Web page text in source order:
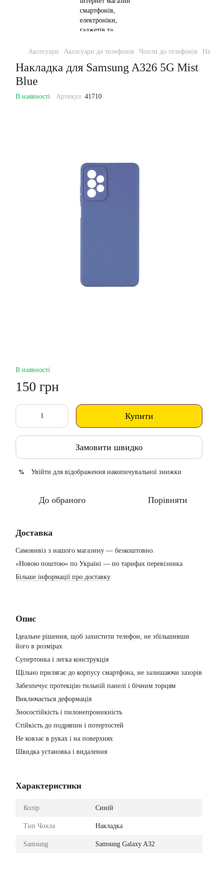
Аксесуари Аксесуари до телефонів Чохли до телефонів
Накладка для Samsung A326 5G Mist
Blue
В наявності Артикул: 41710
В наявності
150 грн
Купити
Замовити швидко
% Увійти для відображення накопичувальної знижки
До обраного Порівняти
Доставка
Самовивіз з нашого магазину — безкоштовно.
«Новою поштою» по Україні — по тарифах перевізника
Більше інформації про доставку
Опис
Ідеальне рішення, щоб захистити телефон, не збільшивши
його в розмірах
Супертонка і легка конструкція
Щільно прилягає до корпусу смартфона, не залишаючи зазорів
Забезпечує протекцію тильній панелі і бічним торцям
Виключається деформація
Зносостійкість і пилонепроникність
Стійкість до подряпин і потертостей
Не ковзає в руках і на поверхнях
Швидка установка і видалення
Характеристики
Колір Синій
Тип Чохла Накладка
Samsung Samsung Galaxy A32